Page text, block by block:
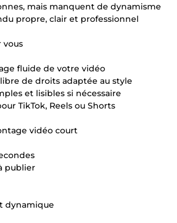
mais manquent de dynamisme
propre, clair et professionnel
vous
fluide de votre vidéo
de droits adaptée au style
et lisibles si nécessaire
TikTok, Reels ou Shorts
vidéo court
publier
dynamique